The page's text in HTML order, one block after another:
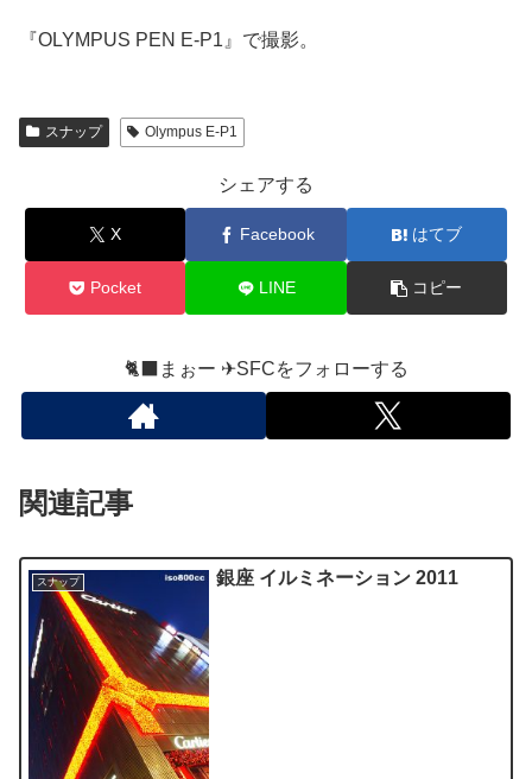
『OLYMPUS PEN E-P1』で撮影。
スナップ Olympus E-P1
シェアする
X Facebook はてブ
Pocket LINE コピー
🐈‍⬛まぉー ✈︎SFCをフォローする
関連記事
スナップ 銀座 イルミネーション 2011